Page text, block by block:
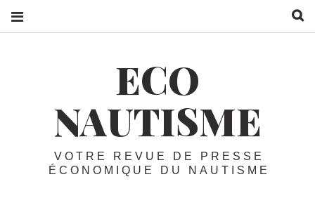
ECO
NAUTISME
VOTRE REVUE DE PRESSE
ÉCONOMIQUE DU NAUTISME